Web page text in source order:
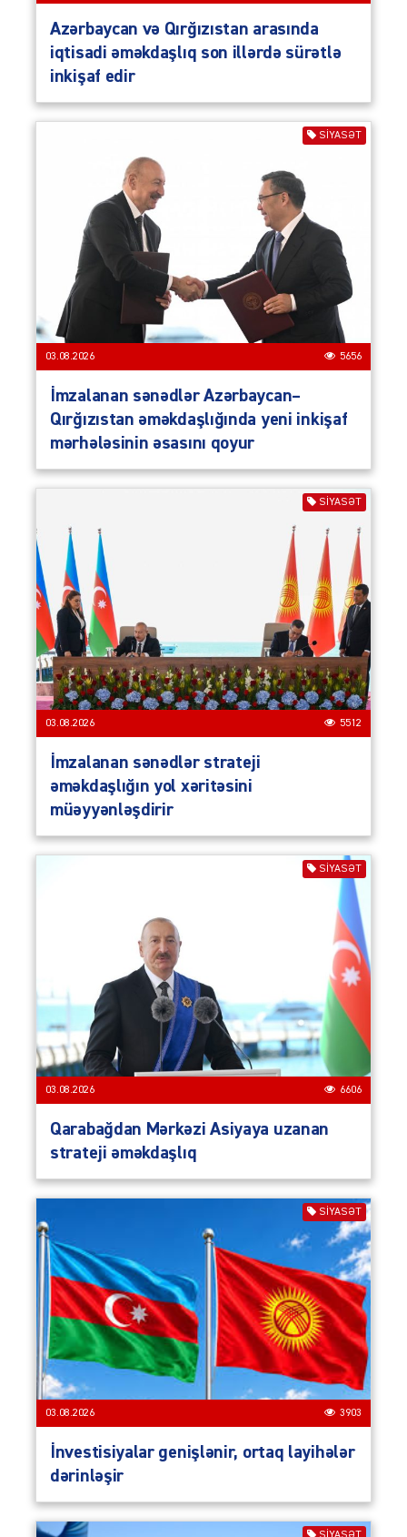
Azərbaycan və Qırğızıstan arasında
iqtisadi əməkdaşlıq son illərdə sürətlə
inkişaf edir
SIYASƏT
03.08.2026 5656
İmzalanan sənədlər Azərbaycan–
Qırğızıstan əməkdaşlığında yeni inkişaf
mərhələsinin əsasını qoyur
SIYASƏT
03.08.2026 5512
İmzalanan sənədlər strateji
əməkdaşlığın yol xəritəsini
müəyyənləşdirir
SIYASƏT
03.08.2026 6606
Qarabağdan Mərkəzi Asiyaya uzanan
strateji əməkdaşlıq
SIYASƏT
03.08.2026 3903
İnvestisiyalar genişlənir, ortaq layihələr
dərinləşir
SIYASƏT